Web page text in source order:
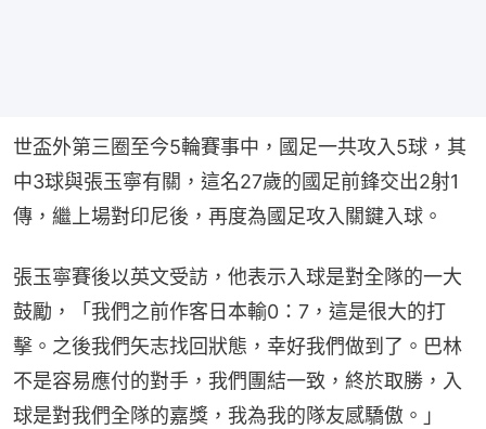
世盃外第三圈至今5輪賽事中，國足一共攻入5球，其
中3球與張玉寧有關，這名27歲的國足前鋒交出2射1
傳，繼上場對印尼後，再度為國足攻入關鍵入球。
張玉寧賽後以英文受訪，他表示入球是對全隊的一大
鼓勵，「我們之前作客日本輸0：7，這是很大的打
擊。之後我們矢志找回狀態，幸好我們做到了。巴林
不是容易應付的對手，我們團結一致，終於取勝，入
球是對我們全隊的嘉獎，我為我的隊友感驕傲。」